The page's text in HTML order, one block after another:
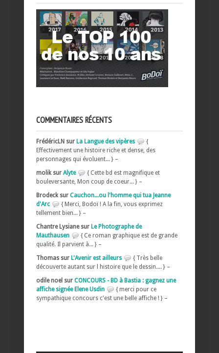
COMMENTAIRES RÉCENTS
FrédéricLN sur La Langue des vipères
{
Effectivement une histoire riche et dense, des
personnages qui évoluent... } –
molik sur Alyte
{ Cette bd est magnifique et
bouleversante, Mon coup de coeur... } –
Brodeck sur Cauchon...ou l'homme qui tua Jeanne
d'Arc
{ Merci, Bodoï ! A la fin, vous exprimez
tellement bien... } –
Chantre Lysiane sur Le Photographe de
Mauthausen
{ Ce roman graphique est de grande
qualité. Il parvient à... } –
Thomas sur L'Avenir est ailleurs
{ Très belle
découverte autant sur l histoire que le dessin.... } –
odile noel sur CONCOURS - BD à Bastia : gagnez une
affiche signée Elene Usdin
{ merci pour ce
sympathique concours c'est une belle affiche ! } –